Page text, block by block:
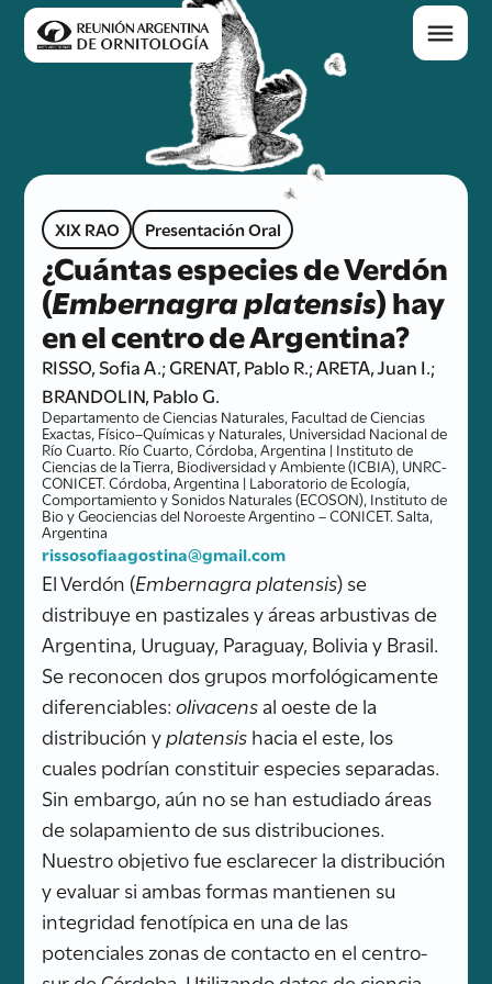
XIX RAO Presentación Oral
¿Cuántas especies de Verdón
(Embernagra platensis) hay
en el centro de Argentina?
RISSO, Sofia A.; GRENAT, Pablo R.; ARETA, Juan I.;
BRANDOLIN, Pablo G.
Departamento de Ciencias Naturales, Facultad de Ciencias
Exactas, Físico–Químicas y Naturales, Universidad Nacional de
Río Cuarto. Río Cuarto, Córdoba, Argentina | Instituto de
Ciencias de la Tierra, Biodiversidad y Ambiente (ICBIA), UNRC-
CONICET. Córdoba, Argentina | Laboratorio de Ecología,
Comportamiento y Sonidos Naturales (ECOSON), Instituto de
Bio y Geociencias del Noroeste Argentino – CONICET. Salta,
Argentina
rissosofiaagostina@gmail.com
El Verdón (Embernagra platensis) se
distribuye en pastizales y áreas arbustivas de
Argentina, Uruguay, Paraguay, Bolivia y Brasil.
Se reconocen dos grupos morfológicamente
diferenciables:olivacensal oeste de la
distribución yplatensishacia el este, los
cuales podrían constituir especies separadas.
Sin embargo, aún no se han estudiado áreas
de solapamiento de sus distribuciones.
Nuestro objetivo fue esclarecer la distribución
y evaluar si ambas formas mantienen su
integridad fenotípica en una de las
potenciales zonas de contacto en el centro-